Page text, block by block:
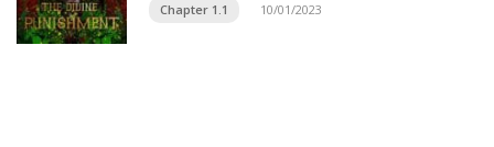
Chapter 1.1 10/01/2023